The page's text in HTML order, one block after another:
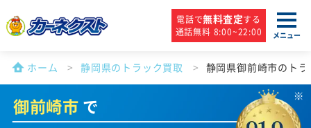
電話で無料査定する
通話無料 8:00~22:00
メニュー
ホーム 静岡県のトラック買取 静岡県御前崎市のト
御前崎市 で